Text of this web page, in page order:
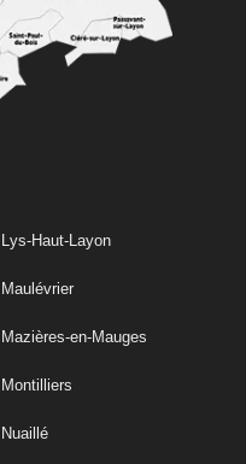
Lys-Haut-Layon
Maulévrier
Mazières-en-Mauges
Montilliers
Nuaillé